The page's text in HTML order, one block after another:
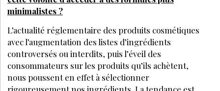
LE MÉDIA DE RÉFÉRENCE DE LA BEAUTÉ ET DU BIEN-ÊTRE
SPA DE BEAUTÉ